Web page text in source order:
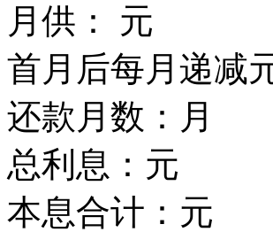
月供：
元
首月后每月递减
还款月数： 月
总利息： 元
本息合计： 元